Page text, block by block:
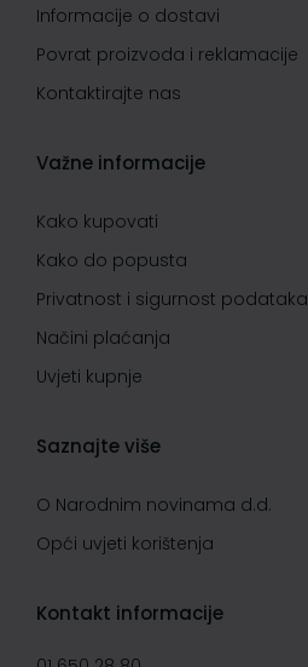
Informacije o dostavi
Povrat proizvoda i reklamacije
Kontaktirajte nas
Važne informacije
Kako kupovati
Kako do popusta
Privatnost i sigurnost podataka
Načini plaćanja
Uvjeti kupnje
Saznajte više
O Narodnim novinama d.d.
Opći uvjeti korištenja
Kontakt informacije